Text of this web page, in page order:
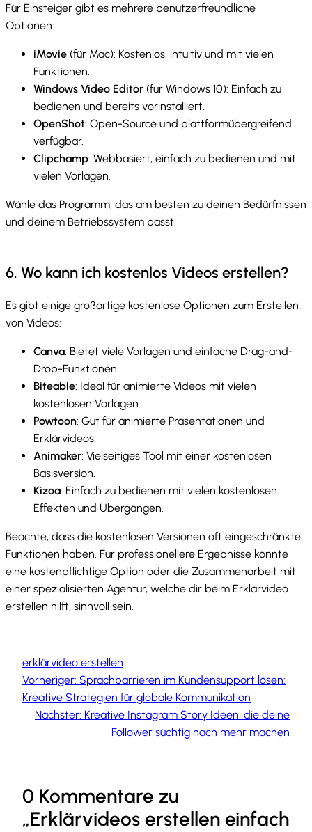
Für Einsteiger gibt es mehrere benutzerfreundliche
Optionen:
iMovie (für Mac): Kostenlos, intuitiv und mit vielen
Funktionen.
Windows Video Editor (für Windows 10): Einfach zu
bedienen und bereits vorinstalliert.
OpenShot: Open-Source und plattformübergreifend
verfügbar.
Clipchamp: Webbasiert, einfach zu bedienen und mit
vielen Vorlagen.
Wähle das Programm, das am besten zu deinen Bedürfnissen
und deinem Betriebssystem passt.
6. Wo kann ich kostenlos Videos erstellen?
Es gibt einige großartige kostenlose Optionen zum Erstellen
von Videos:
Canva: Bietet viele Vorlagen und einfache Drag-and-
Drop-Funktionen.
Biteable: Ideal für animierte Videos mit vielen
kostenlosen Vorlagen.
Powtoon: Gut für animierte Präsentationen und
Erklärvideos.
Animaker: Vielseitiges Tool mit einer kostenlosen
Basisversion.
Kizoa: Einfach zu bedienen mit vielen kostenlosen
Effekten und Übergängen.
Beachte, dass die kostenlosen Versionen oft eingeschränkte
Funktionen haben. Für professionellere Ergebnisse könnte
eine kostenpflichtige Option oder die Zusammenarbeit mit
einer spezialisierten Agentur, welche dir beim Erklärvideo
erstellen hilft, sinnvoll sein.
erklärvideo erstellen
Vorheriger: Sprachbarrieren im Kundensupport lösen:
Kreative Strategien für globale Kommunikation
Nächster: Kreative Instagram Story Ideen, die deine
Follower süchtig nach mehr machen
0 Kommentare zu
„Erklärvideos erstellen einfach